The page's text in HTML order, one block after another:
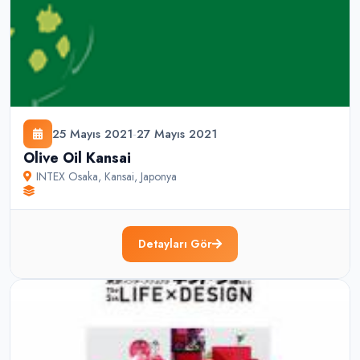
25 Mayıs 2021-27 Mayıs 2021
Olive Oil Kansai
INTEX Osaka, Kansai, Japonya
Detayları Gör